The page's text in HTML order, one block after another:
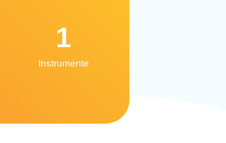
Instrumente
1